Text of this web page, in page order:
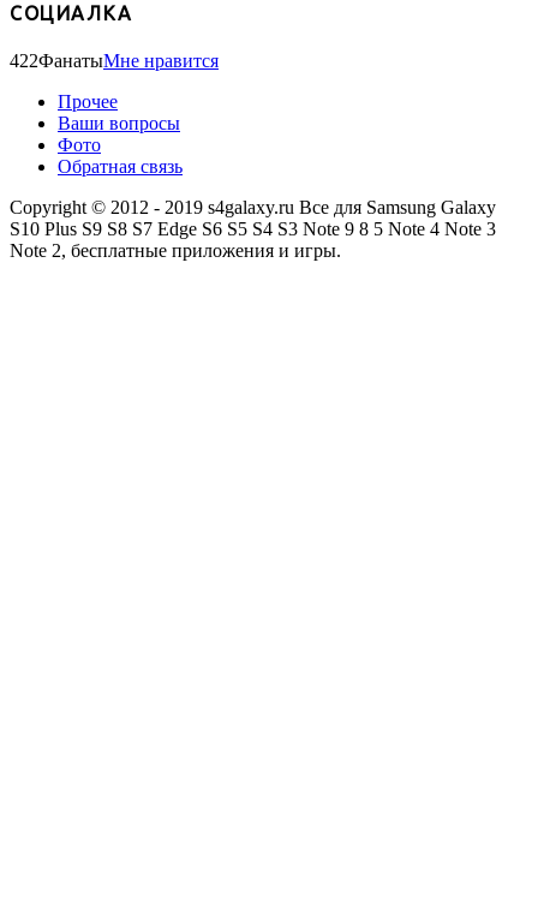
СОЦИАЛКА
422ФанатыМне нравится
Прочее
Ваши вопросы
Фото
Обратная связь
Copyright © 2012 - 2019 s4galaxy.ru Все для Samsung Galaxy
S10 Plus S9 S8 S7 Edge S6 S5 S4 S3 Note 9 8 5 Note 4 Note 3
Note 2, бесплатные приложения и игры.